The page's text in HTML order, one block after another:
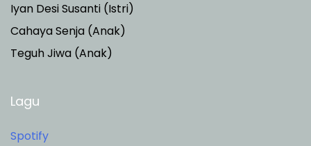
Iyan Desi Susanti (Istri)
Cahaya Senja (Anak)
Teguh Jiwa (Anak)
Lagu
Spotify